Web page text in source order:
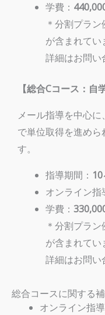
学費：
＊分割プラン
が含まれてい
詳細はお問い
【総合Cコース：自
メール指導を中心
で単位取得を進め
す。
指導期間： 10
オンライン指
学費：
＊分割プラン
が含まれてい
詳細はお問い
総合コースに関する
オンライン指